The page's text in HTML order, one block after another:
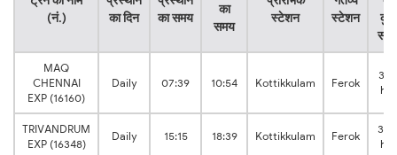
(नं.)
का दिन
का समय
का
समय
स्टेशन
स्टेशन
कुल
MAQ
CHENNAI
EXP (16160)
Daily 07:39 10:54 Kottikkulam Ferok
3:15
hrs
TRIVANDRUM
EXP (16348)
Daily 15:15 18:39 Kottikkulam Ferok
hrs